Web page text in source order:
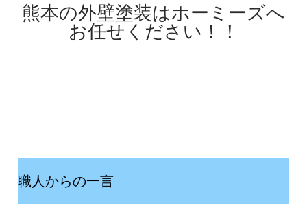
熊本の外壁塗装はホーミーズへ
お任せください！！
職人からの一言